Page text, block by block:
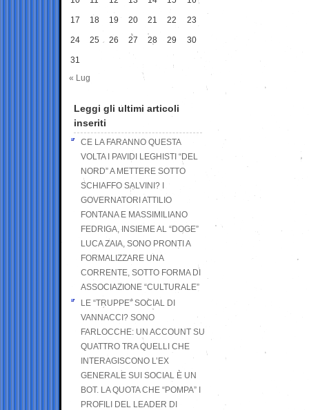
17 18 19 20 21 22 23
24 25 26 27 28 29 30
31
« Lug
Leggi gli ultimi articoli
inseriti
CE LA FARANNO QUESTA
VOLTA I PAVIDI LEGHISTI “DEL
NORD” A METTERE SOTTO
SCHIAFFO SALVINI? I
GOVERNATORI ATTILIO
FONTANA E MASSIMILIANO
FEDRIGA, INSIEME AL “DOGE”
LUCA ZAIA, SONO PRONTI A
FORMALIZZARE UNA
CORRENTE, SOTTO FORMA DI
ASSOCIAZIONE “CULTURALE”
LE “TRUPPE” SOCIAL DI
VANNACCI? SONO
FARLOCCHE: UN ACCOUNT SU
QUATTRO TRA QUELLI CHE
INTERAGISCONO L’EX
GENERALE SUI SOCIAL È UN
BOT. LA QUOTA CHE “POMPA” I
PROFILI DEL LEADER DI